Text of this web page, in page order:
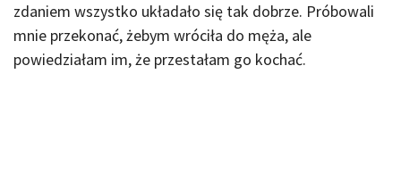
zdaniem wszystko układało się tak dobrze. Próbowali
mnie przekonać, żebym wróciła do męża, ale
powiedziałam im, że przestałam go kochać.